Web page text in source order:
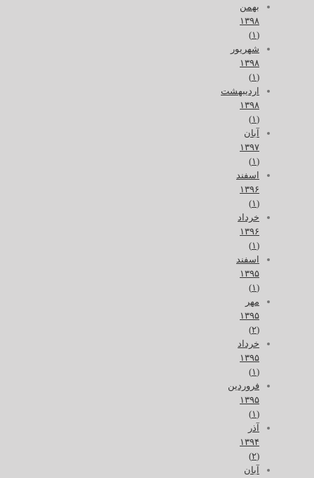
بهمن
۱۳۹۸
(۱)
شهریور
۱۳۹۸
(۱)
اردیبهشت
۱۳۹۸
(۱)
آبان
۱۳۹۷
(۱)
اسفند
۱۳۹۶
(۱)
خرداد
۱۳۹۶
(۱)
اسفند
۱۳۹۵
(۱)
مهر
۱۳۹۵
(۲)
خرداد
۱۳۹۵
(۱)
فروردین
۱۳۹۵
(۱)
آذر
۱۳۹۴
(۲)
آبان